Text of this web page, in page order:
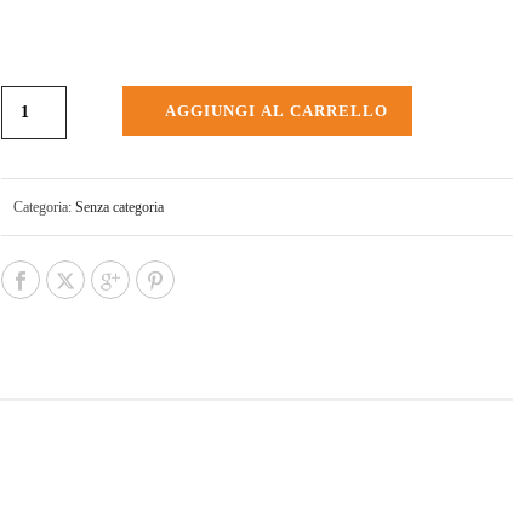
AGGIUNGI AL CARRELLO
Categoria: Senza categoria